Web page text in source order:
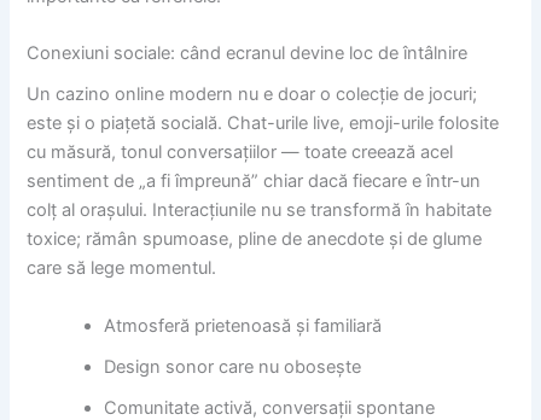
Conexiuni sociale: când ecranul devine loc de întâlnire
Un cazino online modern nu e doar o colecție de jocuri;
este și o piațetă socială. Chat-urile live, emoji-urile folosite
cu măsură, tonul conversațiilor — toate creează acel
sentiment de „a fi împreună” chiar dacă fiecare e într-un
colț al orașului. Interacțiunile nu se transformă în habitate
toxice; rămân spumoase, pline de anecdote și de glume
care să lege momentul.
Atmosferă prietenoasă și familiară
Design sonor care nu obosește
Comunitate activă, conversații spontane